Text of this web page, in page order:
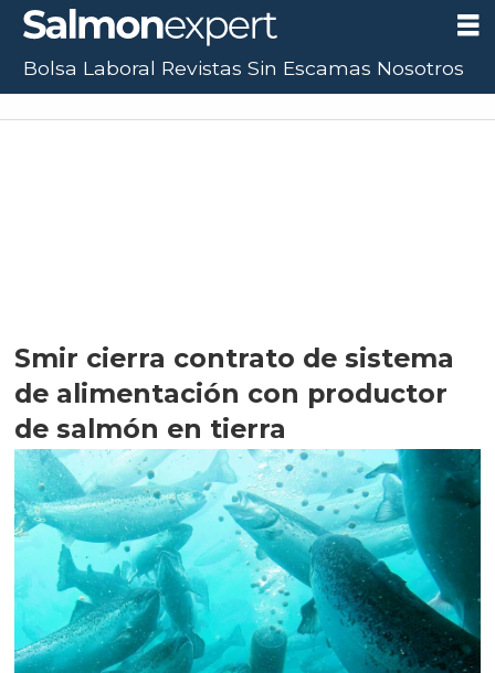
Smir cierra contrato de sistema
de alimentación con productor
de salmón en tierra
Bolsa Laboral Revistas Sin Escamas Nosotros